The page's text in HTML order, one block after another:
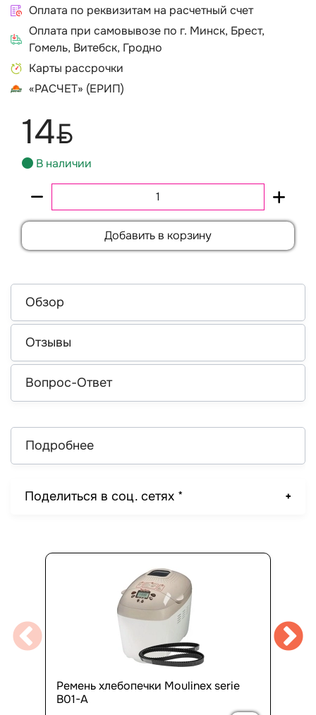
Оплата по реквизитам на расчетный счет
Оплата при самовывозе по г. Минск, Брест,
Гомель, Витебск, Гродно
Карты рассрочки
«РАСЧЕТ» (ЕРИП)
14BYN
В наличии
Добавить в корзину
Обзор
Отзывы
Вопрос-Ответ
Подробнее
Поделиться в соц. сетях *
Ремень хлебопечки Moulinex serie
B01-A